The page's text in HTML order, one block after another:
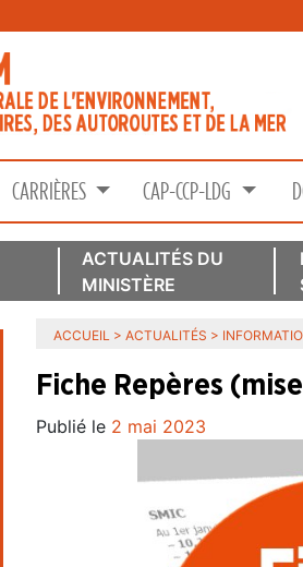
CARRIÈRES CAP-CCP-LDG
ACTUALITÉS DU
MINISTÈRE
ACCUEIL > ACTUALITÉS >
Fiche Repères
Publié le 2 mai 2023